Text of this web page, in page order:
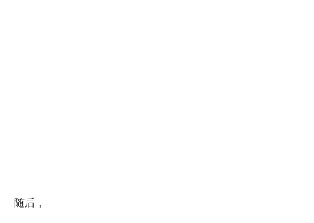
随后，